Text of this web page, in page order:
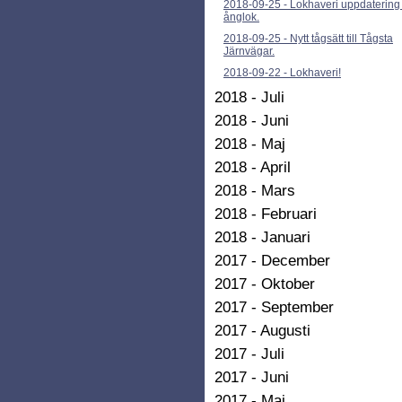
2018-09-25 -
Lokhaveri
ånglok.
2018-09-25 - Nytt tågsätt till Tågsta
Järnvägar.
2018-09-22 - Lokhaveri!
2018 - Juli
2018 - Juni
2018 - Maj
2018 - April
2018 - Mars
2018 - Februari
2018 - Januari
2017 - December
2017 - Oktober
2017 - September
2017 - Augusti
2017 - Juli
2017 - Juni